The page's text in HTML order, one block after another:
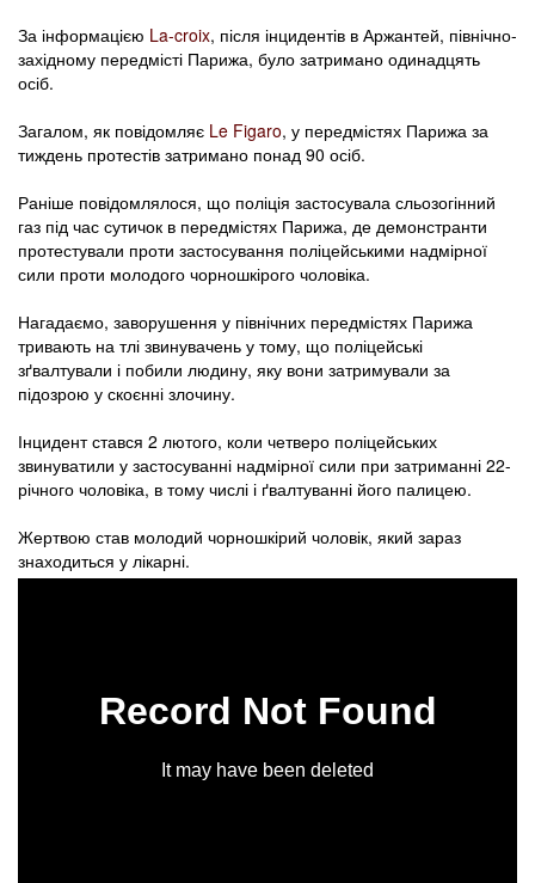
За інформацією La-croix, після інцидентів в Аржантей, північно-
західному передмісті Парижа, було затримано одинадцять
осіб.
Загалом, як повідомляє Le Figaro, у передмістях Парижа за
тиждень протестів затримано понад 90 осіб.
Раніше повідомлялося, що поліція застосувала сльозогінний
газ під час сутичок в передмістях Парижа, де демонстранти
протестували проти застосування поліцейськими надмірної
сили проти молодого чорношкірого чоловіка.
Нагадаємо, заворушення у північних передмістях Парижа
тривають на тлі звинувачень у тому, що поліцейські
зґвалтували і побили людину, яку вони затримували за
підозрою у скоєнні злочину.
Інцидент стався 2 лютого, коли четверо поліцейських
звинуватили у застосуванні надмірної сили при затриманні 22-
річного чоловіка, в тому числі і ґвалтуванні його палицею.
Жертвою став молодий чорношкірий чоловік, який зараз
знаходиться у лікарні.